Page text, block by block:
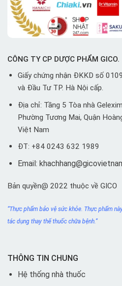
CÔNG TY CP DƯỢC PHẨM GICO.
Giấy chứng nhận ĐKKD số
và Đầu Tư TP. Hà Nội cấp.
Địa chỉ: Tầng 5 Tòa nhà
Phường Tương Mai, Quận
Việt Nam
ĐT: +84 0243 632 1989
Email:
Bản quyền@ 2022 thuộc về GICO
“Thực phẩm bảo vệ sức khỏe. Thực phẩm
tác dụng thay thế thuốc chữa bệnh.”
THÔNG TIN CHUNG
Hệ thống nhà thuốc